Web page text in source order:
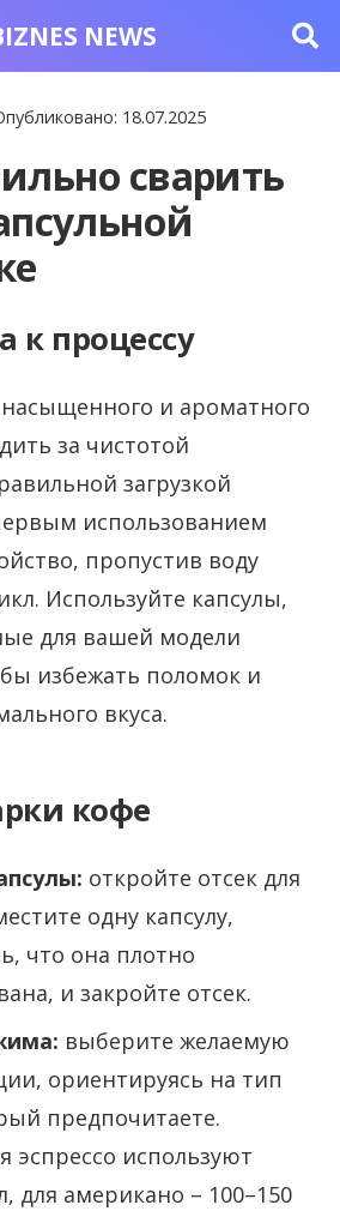
NEWS
18.07.2025
сварить
к процессу
и ароматного
за чистотой
загрузкой
использованием
пропустив воду
Используйте капсулы,
для вашей модели
избежать поломок и
вкуса.
кофе
откройте отсек для
одну капсулу,
что она плотно
и закройте отсек.
выберите желаемую
ориентируясь на тип
предпочитаете.
эспрессо используют
для американо – 100–150